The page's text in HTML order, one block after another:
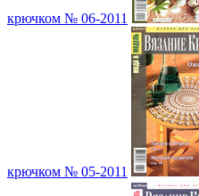
крючком № 06-2011
крючком № 05-2011